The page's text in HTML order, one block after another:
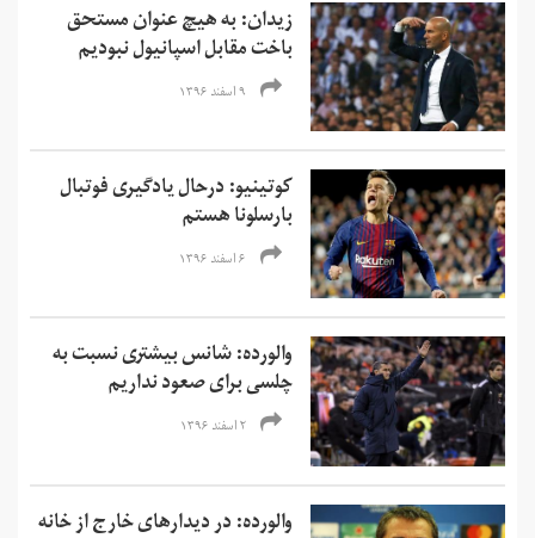
زیدان: به هیچ عنوان مستحق
باخت مقابل اسپانیول نبودیم
۹ اسفند ۱۳۹۶
کوتینیو: درحال یادگیری فوتبال
بارسلونا هستم
۶ اسفند ۱۳۹۶
والورده: شانس بیشتری نسبت به
چلسی برای صعود نداریم
۲ اسفند ۱۳۹۶
والورده: در دیدارهای خارج از خانه